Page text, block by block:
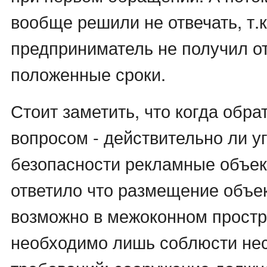
вообще решили не отвечать,
предприниматель не получил
положенные сроки.
Стоит заметить, что когда
вопросом - действительно ли
безопасности рекламные
ответило что размещение
возможно в межоконном
необходимо лишь соблюсти